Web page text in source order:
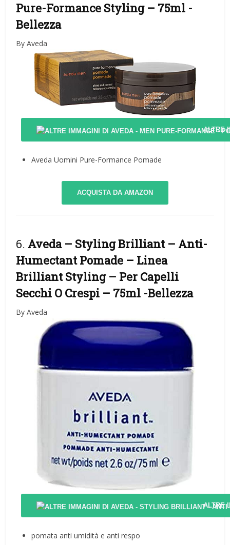
Pure-Formance Styling – 75ml -
Bellezza
By Aveda
ALTRE
Aveda Uomini Pure-Formance Pomade
ACQUISTA DA AMAZON
6. Aveda – Styling Brilliant – Anti-
Humectant Pomade – Linea
Brilliant Styling – Per Capelli
Secchi O Crespi – 75ml -Bellezza
By Aveda
ALTRE
pomata anti umidità e anti respo